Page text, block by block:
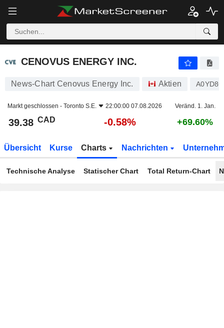
CENOVUS ENERGY INC.
CENOVUS ENERGY INC.
News-Chart Cenovus Energy Inc. Aktien A0YD8C
Markt geschlossen - Toronto S.E. 22:00:00 07.08.2026 Veränd. 1. Jan.
39.38 CAD -0.58% +69.60%
Übersicht Kurse Charts Nachrichten
Technische Analyse Statischer Chart Total Return-Chart